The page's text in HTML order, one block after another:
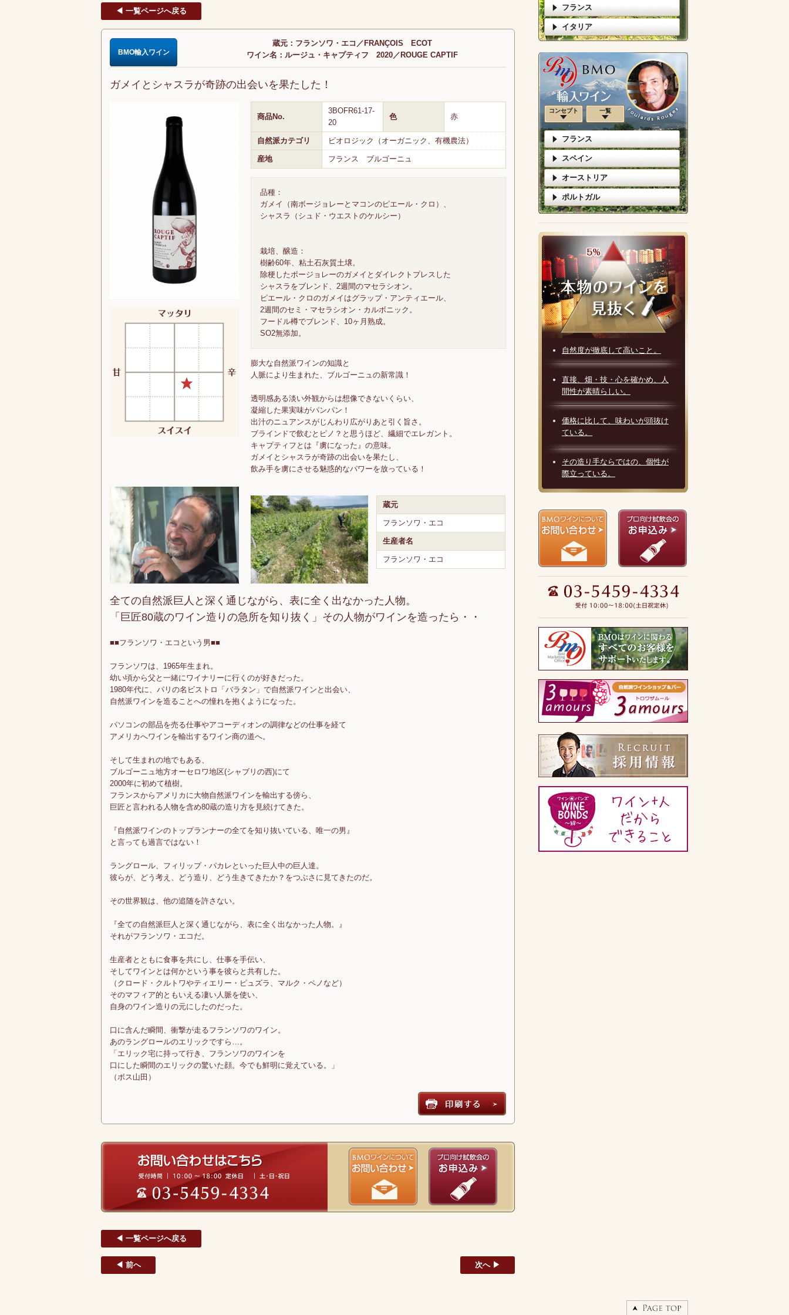
◀ 一覧ページへ戻る
BMO輸入ワイン
蔵元：フランソワ・エコ／FRANÇOIS ECOT
ワイン名：ルージュ・キャプティフ 2020／ROUGE CAPTIF
ガメイとシャスラが奇跡の出会いを果たした！
商品No.
3BOFR61-17-
20
色 赤
自然派カテゴリ ビオロジック（オーガニック、有機農法）
産地 フランス ブルゴーニュ
品種：
ガメイ（南ボージョレーとマコンのピエール・クロ）、
シャスラ（シュド・ウエストのケルシー）
栽培、醸造：
樹齢60年、粘土石灰質土壌。
除梗したボージョレーのガメイとダイレクトプレスした
シャスラをブレンド、2週間のマセラシオン。
ピエール・クロのガメイはグラップ・アンティエール、
2週間のセミ・マセラシオン・カルボニック。
フードル樽でブレンド、10ヶ月熟成。
SO2無添加。
膨大な自然派ワインの知識と
人脈により生まれた、ブルゴーニュの新常識！
透明感ある淡い外観からは想像できないくらい、
凝縮した果実味がパンパン！
出汁のニュアンスがじんわり広がりあと引く旨さ。
ブラインドで飲むとピノ？と思うほど、繊細でエレガント。
キャプティフとは『虜になった』の意味。
ガメイとシャスラが奇跡の出会いを果たし、
飲み手を虜にさせる魅惑的なパワーを放っている！
蔵元
フランソワ・エコ
生産者名
フランソワ・エコ
全ての自然派巨人と深く通じながら、表に全く出なかった人物。
「巨匠80蔵のワイン造りの急所を知り抜く」その人物がワインを造ったら・・
■■フランソワ・エコという男■■
フランソワは、1965年生まれ。
幼い頃から父と一緒にワイナリーに行くのが好きだった。
1980年代に、パリの名ビストロ「バラタン」で自然派ワインと出会い、
自然派ワインを造ることへの憧れを抱くようになった。
パソコンの部品を売る仕事やアコーディオンの調律などの仕事を経て
アメリカへワインを輸出するワイン商の道へ。
そして生まれの地でもある、
ブルゴーニュ地方オーセロワ地区(シャブリの西)にて
2000年に初めて植樹。
フランスからアメリカに大物自然派ワインを輸出する傍ら、
巨匠と言われる人物を含め80蔵の造り方を見続けてきた。
『自然派ワインのトップランナーの全てを知り抜いている、唯一の男』
と言っても過言ではない！
ラングロール、フィリップ・パカレといった巨人中の巨人達。
彼らが、どう考え、どう造り、どう生きてきたか？をつぶさに見てきたのだ。
その世界観は、他の追随を許さない。
『全ての自然派巨人と深く通じながら、表に全く出なかった人物。』
それがフランソワ・エコだ。
生産者とともに食事を共にし、仕事を手伝い、
そしてワインとは何かという事を彼らと共有した。
（クロード・クルトワやティエリー・ピュズラ、マルク・ペノなど）
そのマフィア的ともいえる凄い人脈を使い、
自身のワイン造りの元にしたのだった。
口に含んだ瞬間、衝撃が走るフランソワのワイン。
あのラングロールのエリックですら…。
「エリック宅に持って行き、フランソワのワインを
口にした瞬間のエリックの驚いた顔。今でも鮮明に覚えている。」
（ボス山田）
◀ 一覧ページへ戻る
◀ 前へ 次へ ▶
フランス
イタリア
コンセプト 一覧
フランス
スペイン
オーストリア
ポルトガル
自然度が徹底して高いこと。
直接、畑・技・心を確かめ、人
間性が素晴らしい。
価格に比して、味わいが頭抜け
ている。
その造り手ならではの、個性が
際立っている。